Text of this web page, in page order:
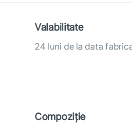
Valabilitate
24 luni de la data
Compoziție